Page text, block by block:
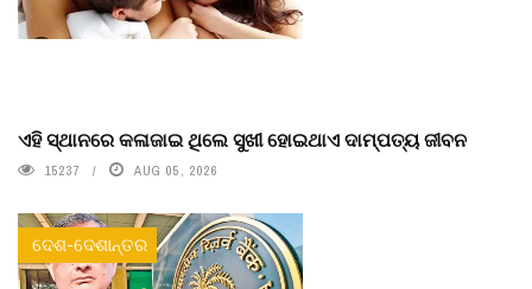
ଏହି ସ୍ଥାନରେ କଳାଜାଇ ଥିଲେ ସୁଖୀ ହୋଇଥାଏ ଦାମ୍ପତ୍ୟ ଜୀବନ
15237 AUG 05, 2026
ଦେଶ-ଦେଶାନ୍ତର